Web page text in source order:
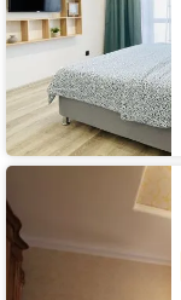
Гостиница
Агидель